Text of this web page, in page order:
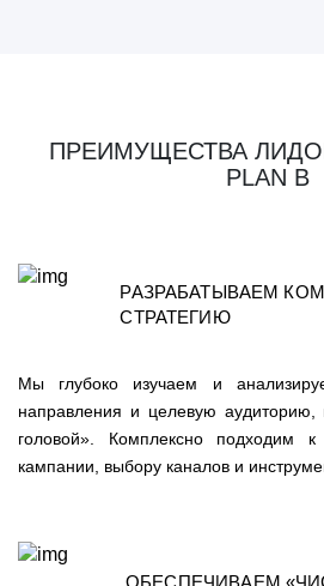
ПРЕИМУЩЕСТВА
PLAN B
РАЗРАБАТЫВАЕМ
СТРАТЕГИЮ
Мы глубоко изучаем и
направления и целевую аудиторию,
головой». Комплексно подходим к
кампании, выбору каналов и